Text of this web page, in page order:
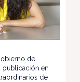
de
publicación en
de